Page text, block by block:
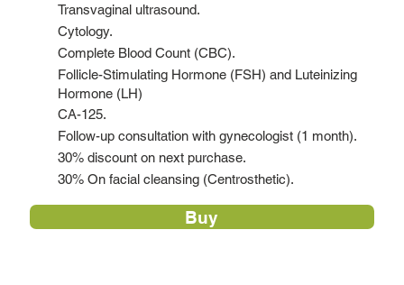
Transvaginal ultrasound.
Cytology.
Complete Blood Count (CBC).
Follicle-Stimulating Hormone (FSH) and Luteinizing
Hormone (LH)
CA-125.
Follow-up consultation with gynecologist (1 month).
30% discount on next purchase.
30% On facial cleansing (Centrosthetic).
Buy